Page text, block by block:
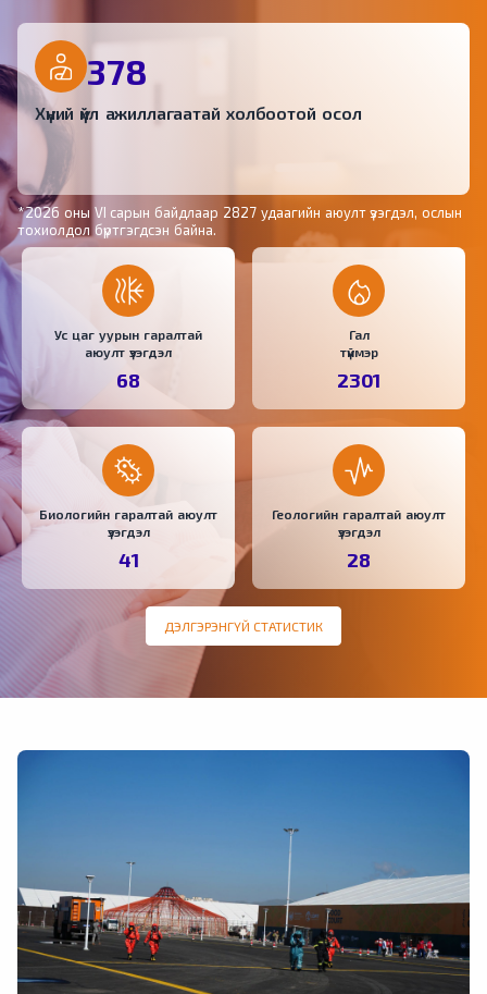
378
Хүний үйл ажиллагаатай холбоотой осол
*2026 оны VI сарын байдлаар 2827 удаагийн аюулт үзэгдэл, ослын
тохиолдол бүртгэгдсэн байна.
Ус цаг уурын гаралтай
аюулт үзэгдэл
68
Гал
түймэр
2301
Биологийн гаралтай аюулт
үзэгдэл
41
Геологийн гаралтай аюулт
үзэгдэл
28
ДЭЛГЭРЭНГҮЙ СТАТИСТИК